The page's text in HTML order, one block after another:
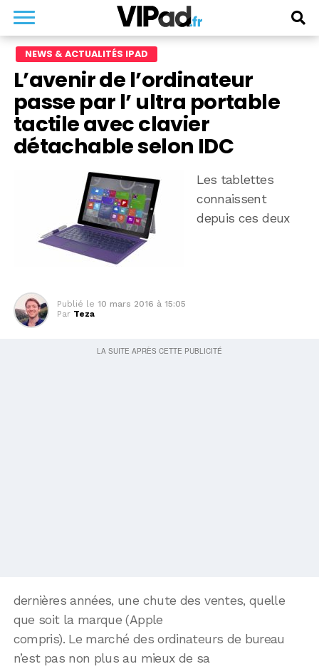
NEWS & ACTUALITÉS IPAD
L’avenir de l’ordinateur
passe par l’ ultra portable
tactile avec clavier
détachable selon IDC
Les tablettes
connaissent
depuis ces deux
Publié le 10 mars 2016 à 15:05
Par Teza
dernières années, une chute des ventes, quelle
que soit la marque (Apple
compris). Le marché des ordinateurs de bureau
n’est pas non plus au mieux de sa